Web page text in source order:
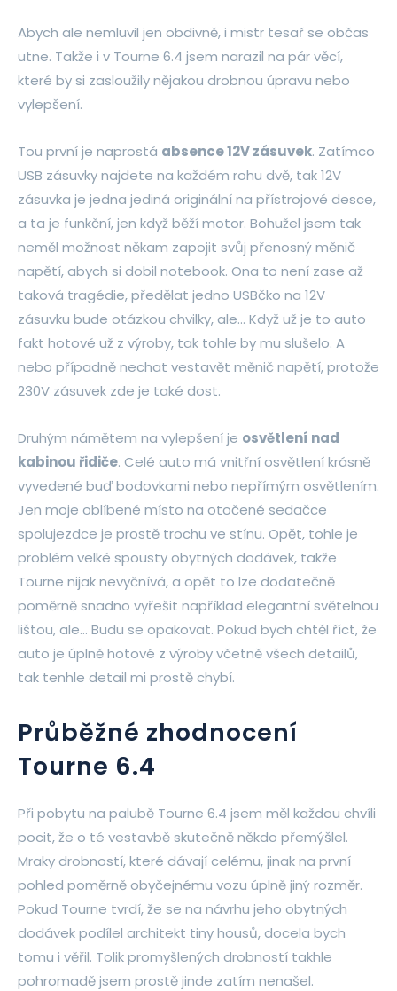
Abych ale nemluvil jen obdivně, i mistr tesař se občas
utne. Takže i v Tourne 6.4 jsem narazil na pár věcí,
které by si zasloužily nějakou drobnou úpravu nebo
vylepšení.
Tou první je naprostá absence 12V zásuvek. Zatímco
USB zásuvky najdete na každém rohu dvě, tak 12V
zásuvka je jedna jediná originální na přístrojové desce,
a ta je funkční, jen když běží motor. Bohužel jsem tak
neměl možnost někam zapojit svůj přenosný měnič
napětí, abych si dobil notebook. Ona to není zase až
taková tragédie, předělat jedno USBčko na 12V
zásuvku bude otázkou chvilky, ale… Když už je to auto
fakt hotové už z výroby, tak tohle by mu slušelo. A
nebo případně nechat vestavět měnič napětí, protože
230V zásuvek zde je také dost.
Druhým námětem na vylepšení je osvětlení nad
kabinou řidiče. Celé auto má vnitřní osvětlení krásně
vyvedené buď bodovkami nebo nepřímým osvětlením.
Jen moje oblíbené místo na otočené sedačce
spolujezdce je prostě trochu ve stínu. Opět, tohle je
problém velké spousty obytných dodávek, takže
Tourne nijak nevyčnívá, a opět to lze dodatečně
poměrně snadno vyřešit například elegantní světelnou
lištou, ale… Budu se opakovat. Pokud bych chtěl říct, že
auto je úplně hotové z výroby včetně všech detailů,
tak tenhle detail mi prostě chybí.
Průběžné zhodnocení
Tourne 6.4
Při pobytu na palubě Tourne 6.4 jsem měl každou chvíli
pocit, že o té vestavbě skutečně někdo přemýšlel.
Mraky drobností, které dávají celému, jinak na první
pohled poměrně obyčejnému vozu úplně jiný rozměr.
Pokud Tourne tvrdí, že se na návrhu jeho obytných
dodávek podílel architekt tiny housů, docela bych
tomu i věřil. Tolik promyšlených drobností takhle
pohromadě jsem prostě jinde zatím nenašel.